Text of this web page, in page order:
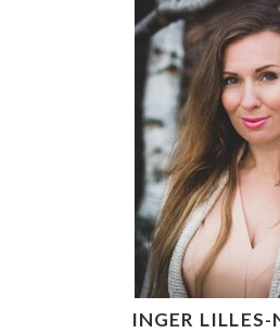
INGER LILLES-